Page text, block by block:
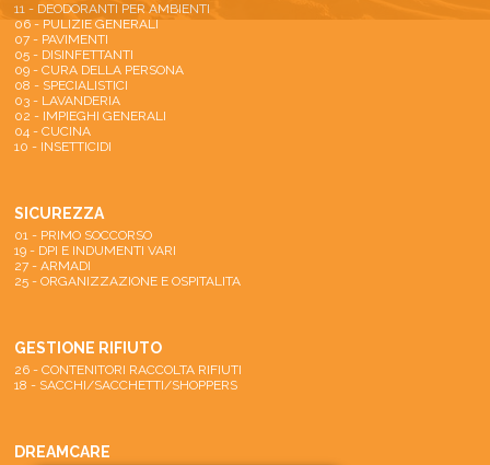
11 - DEODORANTI PER AMBIENTI
06 - PULIZIE GENERALI
07 - PAVIMENTI
05 - DISINFETTANTI
09 - CURA DELLA PERSONA
08 - SPECIALISTICI
03 - LAVANDERIA
02 - IMPIEGHI GENERALI
04 - CUCINA
10 - INSETTICIDI
SICUREZZA
01 - PRIMO SOCCORSO
19 - DPI E INDUMENTI VARI
27 - ARMADI
25 - ORGANIZZAZIONE E OSPITALITA
GESTIONE RIFIUTO
26 - CONTENITORI RACCOLTA RIFIUTI
18 - SACCHI/SACCHETTI/SHOPPERS
DREAMCARE